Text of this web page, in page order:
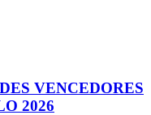
VENCEDORES
2026